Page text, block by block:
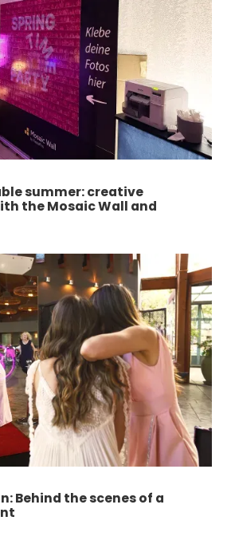
summer: creative
the Mosaic Wall and
Behind the scenes of a